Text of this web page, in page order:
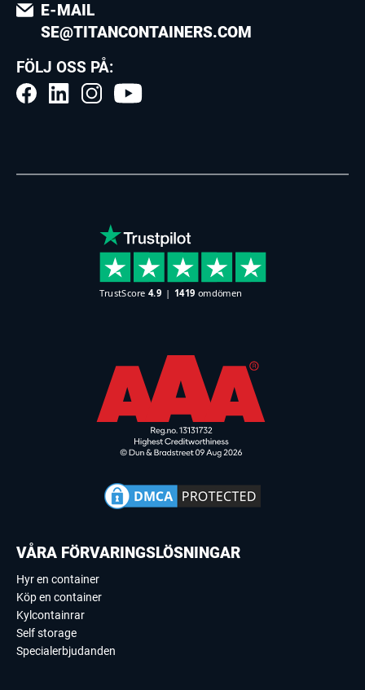
E-MAIL
SE@TITANCONTAINERS.COM
FÖLJ OSS PÅ:
VÅRA FÖRVARINGSLÖSNINGAR
Hyr en container
Köp en container
Kylcontainrar
Self storage
Specialerbjudanden